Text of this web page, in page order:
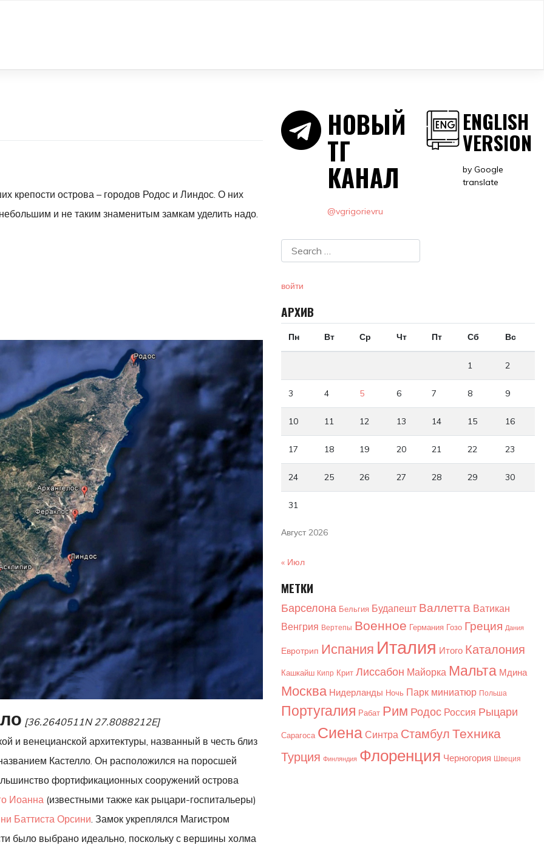
крепости острова – городов Родос и Линдос. О них
и не таким знаменитым замкам уделить надо.
[36.2640511N 27.8088212E]
и венецианской архитектуры, названный в честь близ
Кастелло. Он расположился на поросшей
фортификационных сооружений острова
Иоанна (известными также как рыцари-госпитальеры)
Баттиста Орсини . Замок укреплялся Магистром
было выбрано идеально, поскольку с вершины холма
НОВЫЙ
ТГ
КАНАЛ
@vgrigorievru
ENGLISH
VERSION
by Google
translate
войти
АРХИВ
Август 2026
Пн Вт Ср Чт Пт Сб Вс
1 2
3 4 5 6 7 8 9
10 11 12 13 14 15 16
17 18 19 20 21 22 23
24 25 26 27 28 29 30
31
« Июл
МЕТКИ
Барселона Бельгия Будапешт Валлетта Ватикан
Венгрия Вертепы Военное Германия Гозо Греция Дания
Евротрип Испания Италия Итого Каталония
Кашкайш Кипр Крит Лиссабон Майорка Мальта Мдина
Москва Нидерланды Ночь Парк миниатюр Польша
Португалия Рабат Рим Родос Россия Рыцари
Сарагоса Сиена Синтра Стамбул Техника
Турция Финляндия Флоренция Черногория Швеция